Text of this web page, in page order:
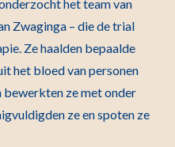
het team van
Zwaginga – die de trial
Ze haalden bepaalde
het bloed van personen
bewerkten ze met onder
ze en spoten ze